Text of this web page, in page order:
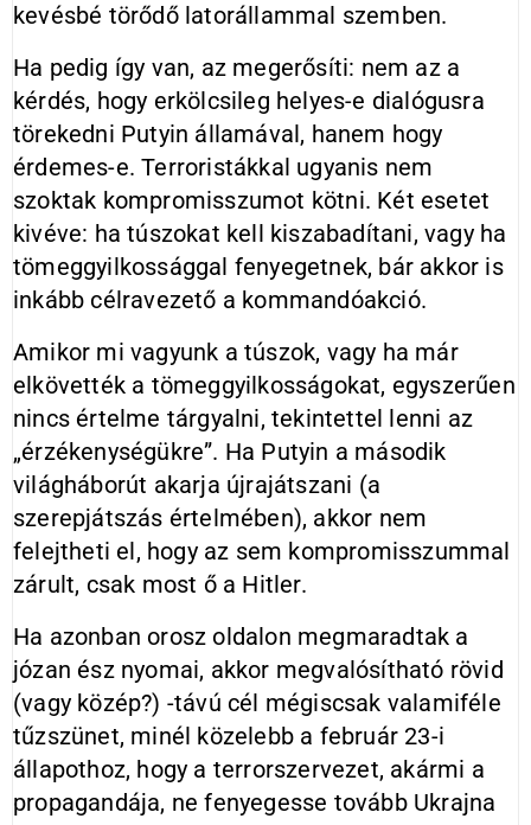
kevésbé törődő latorállammal szemben.
Ha pedig így van, az megerősíti: nem az a
kérdés, hogy erkölcsileg helyes-e dialógusra
törekedni Putyin államával, hanem hogy
érdemes-e. Terroristákkal ugyanis nem
szoktak kompromisszumot kötni. Két esetet
kivéve: ha túszokat kell kiszabadítani, vagy ha
tömeggyilkossággal fenyegetnek, bár akkor is
inkább célravezető a kommandóakció.
Amikor mi vagyunk a túszok, vagy ha már
elkövették a tömeggyilkosságokat, egyszerűen
nincs értelme tárgyalni, tekintettel lenni az
„érzékenységükre”. Ha Putyin a második
világháborút akarja újrajátszani (a
szerepjátszás értelmében), akkor nem
felejtheti el, hogy az sem kompromisszummal
zárult, csak most ő a Hitler.
Ha azonban orosz oldalon megmaradtak a
józan ész nyomai, akkor megvalósítható rövid
(vagy közép?) -távú cél mégiscsak valamiféle
tűzszünet, minél közelebb a február 23-i
állapothoz, hogy a terrorszervezet, akármi a
propagandája, ne fenyegesse tovább Ukrajna